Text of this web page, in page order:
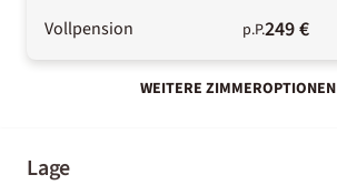
Vollpension p.P.249 €
WEITERE ZIMMEROPTIONEN
Lage